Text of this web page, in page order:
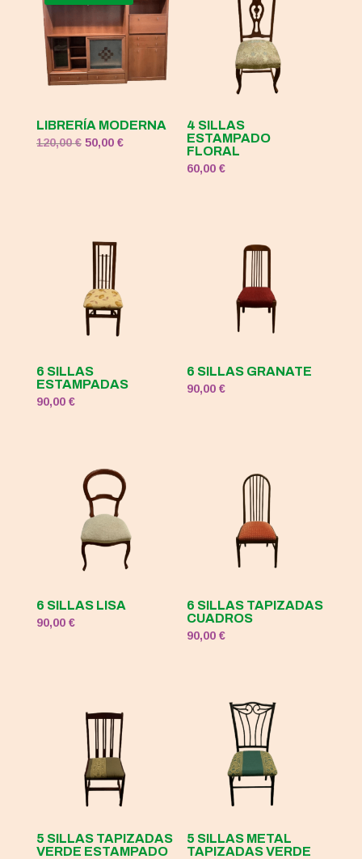
120,00 €.50,00 €.
LIBRERÍA MODERNA
120,00€ El
50,00 €El
4 SILLAS
ESTAMPADO
FLORAL
60,00€
6 SILLAS
ESTAMPADAS
90,00 €
6 SILLAS GRANATE
90,00€
6 SILLAS LISA
90,00 €
6 SILLAS TAPIZADAS
CUADROS
90,00€
5 SILLAS TAPIZADAS
VERDE ESTAMPADO
5 SILLAS METAL
TAPIZADAS VERDE